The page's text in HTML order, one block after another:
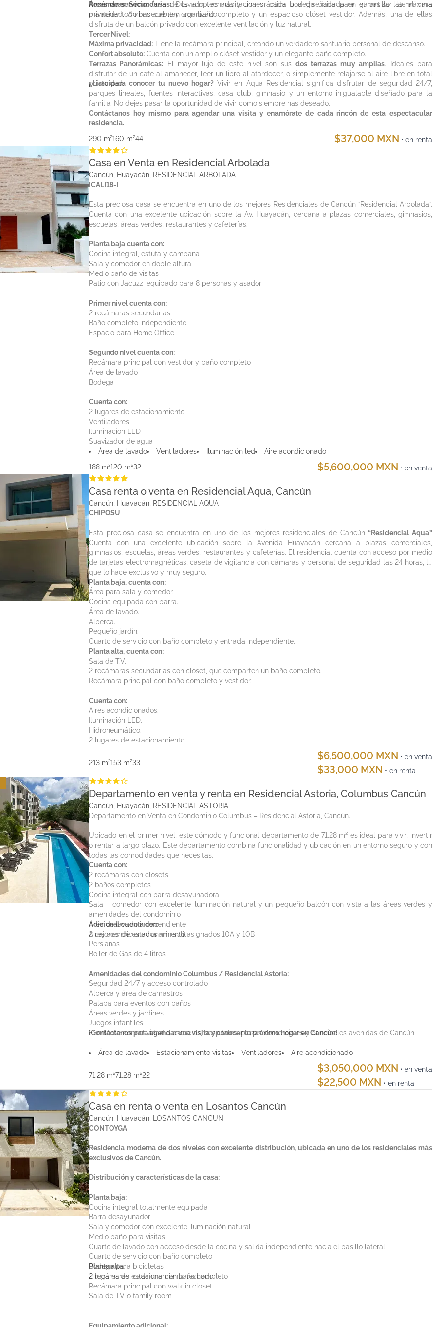
Áreas de servicio:Área de lavado techada y una práctica bodega ubicada en el pasillo lateral para
mantener todo impecable y organizado.
Recámaras Secundarias:Dos amplias habitaciones, cada una diseñada para garantizar la máxima
privacidad. Ambas cuentan con baño completo y un espacioso clóset vestidor. Además, una de ellas
disfruta de un balcón privado con excelente ventilación y luz natural.
Tercer Nivel:
Máxima privacidad: Tiene la recámara principal, creando un verdadero santuario personal de descanso.
Confort absoluto: Cuenta con un amplio clóset vestidor y un elegante baño completo.
Terrazas Panorámicas: El mayor lujo de este nivel son sus dos terrazas muy amplias. Ideales para
disfrutar de un café al amanecer, leer un libro al atardecer, o simplemente relajarse al aire libre en total
privacidad.
¿Listo para conocer tu nuevo hogar? Vivir en Aqua Residencial significa disfrutar de seguridad 24/7,
parques lineales, fuentes interactivas, casa club, gimnasio y un entorno inigualable diseñado para la
familia. No dejes pasar la oportunidad de vivir como siempre has deseado.
Contáctanos hoy mismo para agendar una visita y enamórate de cada rincón de esta espectacular
residencia.
290 m²160 m²44 $37,000 MXN • en renta
Casa en Venta en Residencial Arbolada
Cancún, Huayacán, RESIDENCIAL ARBOLADA
ICALI18-I
Esta preciosa casa se encuentra en uno de los mejores Residenciales de Cancún “Residencial Arbolada”.
Cuenta con una excelente ubicación sobre la Av. Huayacán, cercana a plazas comerciales, gimnasios,
escuelas, áreas verdes, restaurantes y cafeterías.
Planta baja cuenta con:
Cocina integral, estufa y campana
Sala y comedor en doble altura
Medio baño de visitas
Patio con Jacuzzi equipado para 8 personas y asador
Primer nivel cuenta con:
2 recámaras secundarias
Baño completo independiente
Espacio para Home Office
Segundo nivel cuenta con:
Recámara principal con vestidor y baño completo
Área de lavado
Bodega
Cuenta con:
2 lugares de estacionamiento
Ventiladores
Iluminación LED
Suavizador de agua
Área de lavado
Ventiladores Iluminación led
Aire acondicionado
188 m²120 m²32 $5,600,000 MXN • en venta
Casa renta o venta en Residencial Aqua, Cancún
Cancún, Huayacán, RESIDENCIAL AQUA
CHIPOSU
Esta preciosa casa se encuentra en uno de los mejores residenciales de Cancún “Residencial Aqua”
Cuenta con una excelente ubicación sobre la Avenida Huayacán cercana a plazas comerciales,
gimnasios, escuelas, áreas verdes, restaurantes y cafeterías. El residencial cuenta con acceso por medio
de tarjetas electromagnéticas, caseta de vigilancia con cámaras y personal de seguridad las 24 horas, lo
que lo hace exclusivo y muy seguro.
Planta baja, cuenta con:
Área para sala y comedor.
Cocina equipada con barra.
Área de lavado.
Alberca.
Pequeño jardín.
Cuarto de servicio con baño completo y entrada independiente.
Planta alta, cuenta con:
Sala de T.V.
2 recámaras secundarias con clóset, que comparten un baño completo.
Recámara principal con baño completo y vestidor.
Cuenta con:
Aires acondicionados.
Iluminación LED.
Hidroneumático.
2 lugares de estacionamiento.
213 m²153 m²33
$6,500,000 MXN • en venta
$33,000 MXN • en renta
Departamento en venta y renta en Residencial Astoria, Columbus Cancún
Cancún, Huayacán, RESIDENCIAL ASTORIA
Departamento en Venta en Condominio Columbus – Residencial Astoria, Cancún.
Ubicado en el primer nivel, este cómodo y funcional departamento de 71.28 m² es ideal para vivir, invertir
o rentar a largo plazo. Este departamento combina funcionalidad y ubicación en un entorno seguro y con
todas las comodidades que necesitas.
Cuenta con:
2 recámaras con clósets
2 baños completos
Cocina integral con barra desayunadora
Sala – comedor con excelente iluminación natural y un pequeño balcón con vista a las áreas verdes y
amenidades del condominio
Área de lavado independiente
2 cajones de estacionamiento asignados 10A y 10B
Adicional cuenta con:
Aires acondicionados minisplit
Persianas
Boiler de Gas de 4 litros
Amenidades del condominio Columbus / Residencial Astoria:
Seguridad 24/7 y acceso controlado
Alberca y área de camastros
Palapa para eventos con baños
Áreas verdes y jardines
Juegos infantiles
Excelente conectividad a escuelas, hospitales, plazas comerciales y principales avenidas de Cancún
¡Contáctanos para agendar una visita y conocer tu próximo hogar en Cancún!
Área de lavado Estacionamiento visitas Ventiladores Aire acondicionado
71.28 m²71.28 m²22
$3,050,000 MXN • en venta
$22,500 MXN • en renta
Casa en renta o venta en Losantos Cancún
Cancún, Huayacán, LOSANTOS CANCUN
CONTOYGA
Residencia moderna de dos niveles con excelente distribución, ubicada en uno de los residenciales más
exclusivos de Cancún.
Distribución y características de la casa:
Planta baja:
Cocina integral totalmente equipada
Barra desayunador
Sala y comedor con excelente iluminación natural
Medio baño para visitas
Cuarto de lavado con acceso desde la cocina y salida independiente hacia el pasillo lateral
Cuarto de servicio con baño completo
Bodega para bicicletas
2 lugares de estacionamiento techado
Planta alta:
2 recámaras, cada una con baño completo
Recámara principal con walk-in closet
Sala de TV o family room